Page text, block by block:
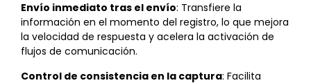
Envío inmediato tras el envío: Transfiere la
información en el momento del registro, lo que mejora
la velocidad de respuesta y acelera la activación de
flujos de comunicación.
Control de consistencia en la captura: Facilita